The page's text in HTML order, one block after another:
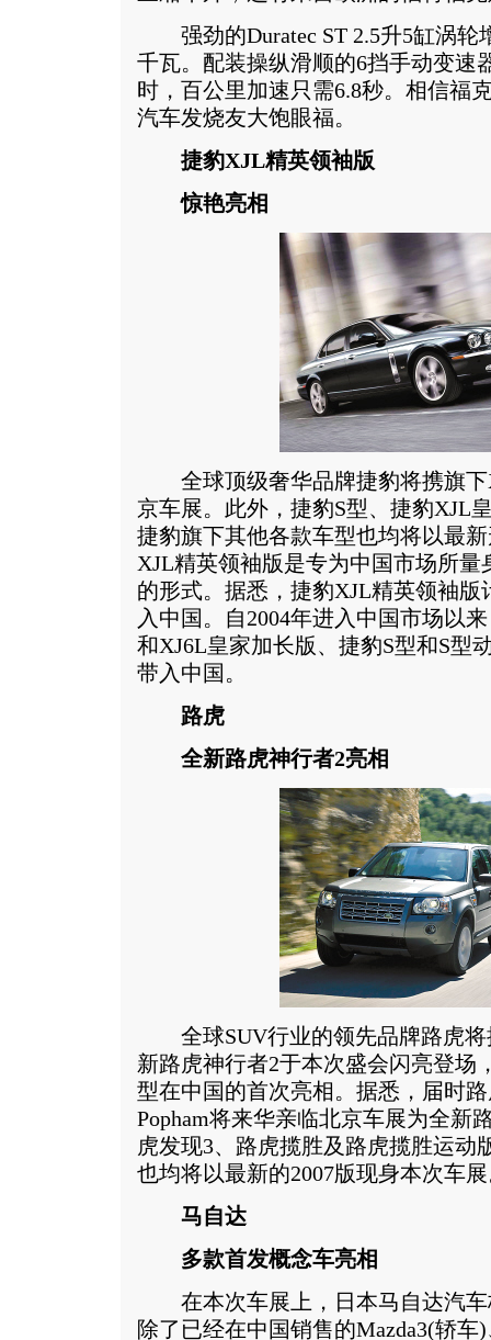
强劲的Duratec ST 2.5升5缸涡轮
千瓦。配装操纵滑顺的6挡手动变速
时，百公里加速只需6.8秒。相信福
汽车发烧友大饱眼福。
捷豹XJL精英领袖版
惊艳亮相
全球顶级奢华品牌捷豹将携旗下
京车展。此外，捷豹S型、捷豹XJL
捷豹旗下其他各款车型也均将以最
XJL精英领袖版是专为中国市场所
的形式。据悉，捷豹XJL精英领袖
入中国。自2004年进入中国市场以
和XJ6L皇家加长版、捷豹S型和S型
带入中国。
路虎
全新路虎神行者2亮相
全球SUV行业的领先品牌路虎
新路虎神行者2于本次盛会闪亮登场
型在中国的首次亮相。据悉，届时
Popham将来华亲临北京车展为全新
虎发现3、路虎揽胜及路虎揽胜运动
也均将以最新的2007版现身本次车
马自达
多款首发概念车亮相
在本次车展上，日本马自达汽车
除了已经在中国销售的Mazda3(轿车